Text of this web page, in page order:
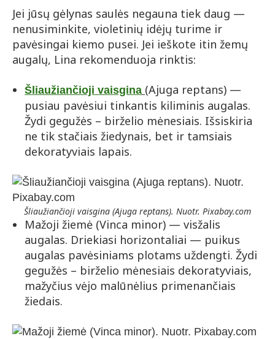
Jei jūsų gėlynas saulės negauna tiek daug —
nenusiminkite, violetinių idėjų turime ir
pavėsingai kiemo pusei. Jei ieškote itin žemų
augalų, Lina rekomenduoja rinktis:
Šliaužiančioji vaisgina (Ajuga reptans) —
pusiau pavėsiui tinkantis kiliminis augalas.
Žydi gegužės – birželio mėnesiais. Išsiskiria
ne tik stačiais žiedynais, bet ir tamsiais
dekoratyviais lapais.
Šliaužiančioji vaisgina (Ajuga reptans). Nuotr. Pixabay.com
Mažoji žiemė (Vinca minor) — visžalis
augalas. Driekiasi horizontaliai — puikus
augalas pavėsiniams plotams uždengti. Žydi
gegužės – birželio mėnesiais dekoratyviais,
mažyčius vėjo malūnėlius primenančiais
žiedais.